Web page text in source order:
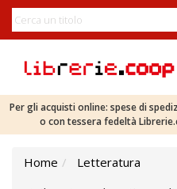
Per gli acquisti online: spese di
o con tessera fedeltà
Home
Letteratura